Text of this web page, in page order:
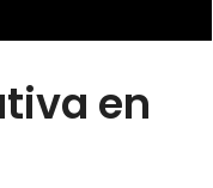
en